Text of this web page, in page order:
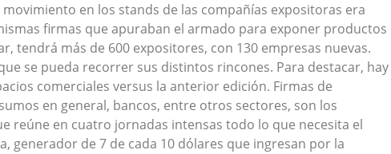
en los stands de las compañías expositoras era
firmas que apuraban el armado para exponer productos
tendrá más de 600 expositores, con 130 empresas nuevas.
se pueda recorrer sus distintos rincones. Para destacar, hay
comerciales versus la anterior edición. Firmas de
en general, bancos, entre otros sectores, son los
reúne en cuatro jornadas intensas todo lo que necesita el
generador de 7 de cada 10 dólares que ingresan por la